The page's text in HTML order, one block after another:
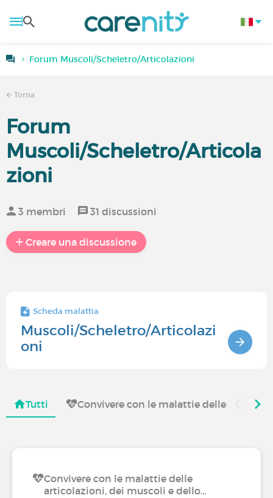
Forum Muscoli/Scheletro/Articolazioni
Torna
Forum
Muscoli/Scheletro/Articola
zioni
3 membri 31 discussioni
Creare una discussione
Scheda malattia
Muscoli/Scheletro/Articolazi
oni
Tutti Convivere con le malattie delle
Convivere con le malattie delle
articolazioni, dei muscoli e dello…